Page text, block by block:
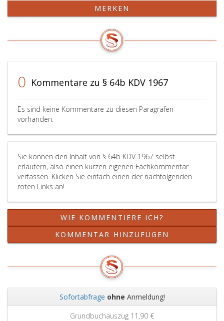
die
können
auch
Übungsfahrten
gemäß
KFG 1967
absolviert
werden;
in
diesen
wird
die
Perfektionsschulung
auf
4 UE
MERKEN
0 Kommentare zu § 64b KDV 1967
Es sind keine Kommentare zu diesen Paragrafen
vorhanden.
Sie können den Inhalt von § 64b KDV 1967 selbst
erläutern, also einen kurzen eigenen Fachkommentar
verfassen. Klicken Sie einfach einen der nachfolgenden
roten Links an!
WIE KOMMENTIERE ICH?
KOMMENTAR HINZUFÜGEN
Sofortabfrage ohne Anmeldung!
Grundbuchauszug 11,90 €